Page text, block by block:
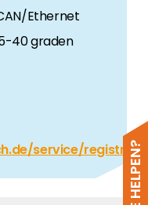
Ethernet
40 graden
service/